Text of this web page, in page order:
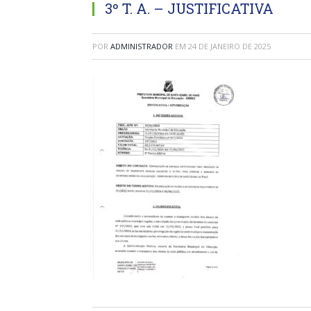
3º T. A. – JUSTIFICATIVA
POR ADMINISTRADOR EM 24 DE JANEIRO DE 2025